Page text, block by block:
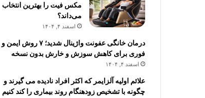
مکس فیت را بهترین انتخاب
می‌داند؟
اسفند ۴, ۱۴۰۴
درمان خانگی عفونت واژینال شدید؛ ۷ روش ایمن و
فوری برای کاهش سوزش و خارش بدون نسخه
اسفند ۴, ۱۴۰۴
علائم اولیه آلزایمر که اکثر افراد نادیده می گیرند و
چگونه با تشخیص زودهنگام روند بیماری را کند کنیم